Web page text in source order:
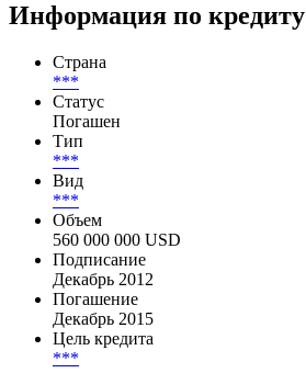
Информация по кредиту
Страна
***
Статус
Погашен
Тип
***
Вид
***
Объем
560 000 000 USD
Подписание
Декабрь 2012
Погашение
Декабрь 2015
Цель кредита
***